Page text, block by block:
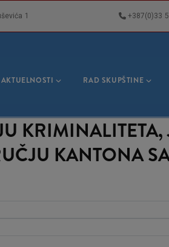
1 +387(0)33
AKTUELNOSTI RAD SKUPŠTINE
KANTONA